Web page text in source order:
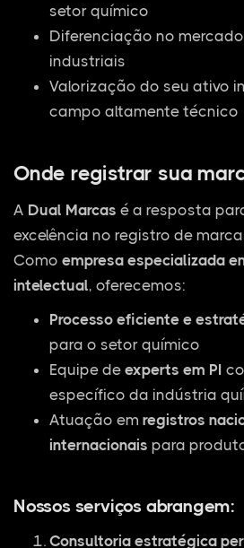
setor químico
Diferenciação no
industriais
Valorização do seu ativo
campo altamente técnico
Onde registrar sua
A Dual Marcas é a resposta
excelência no registro de
Como empresa especializada
intelectual, oferecemos:
Processo eficiente e
para o setor químico
Equipe de experts em PI
específico da indústria
Atuação em registros
internacionais para
Nossos serviços abrangem:
Consultoria estratégica